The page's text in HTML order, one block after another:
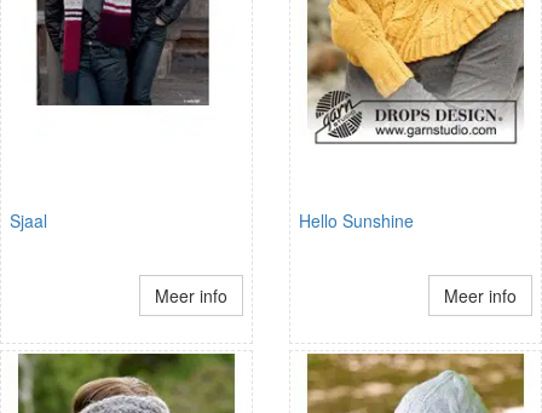
Sjaal
Meer info
Hello Sunshine
Meer info